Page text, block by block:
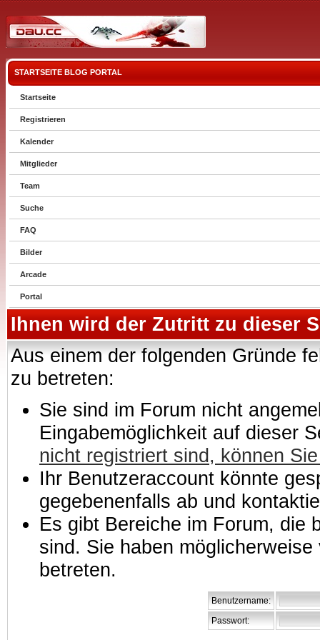
STARTSEITE BLOG PORTAL
Startseite
Registrieren
Kalender
Mitglieder
Team
Suche
FAQ
Bilder
Arcade
Portal
Ihnen wird der Zutritt zu dieser
Aus einem der folgenden Gründe
zu betreten:
Sie sind im Forum nicht
Eingabemöglichkeit auf dieser
nicht registriert sind, können
Ihr Benutzeraccount könnte
gegebenenfalls ab und
Es gibt Bereiche im Forum, die
sind. Sie haben
betreten.
Benutzername:
Passwort: